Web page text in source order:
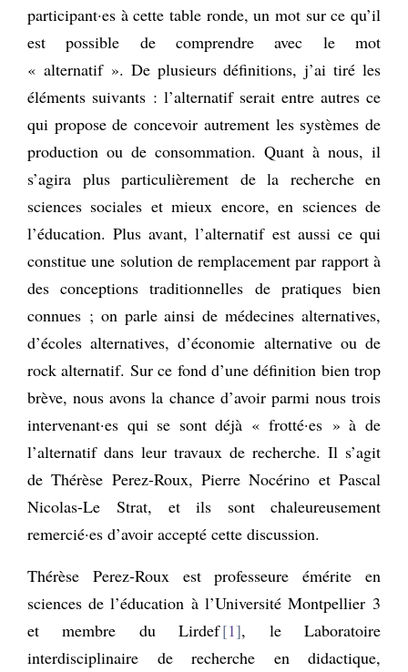
participant·es à cette table ronde, un mot sur ce qu’il
est possible de comprendre avec le mot
« alternatif ». De plusieurs définitions, j’ai tiré les
éléments suivants : l’alternatif serait entre autres ce
qui propose de concevoir autrement les systèmes de
production ou de consommation. Quant à nous, il
s’agira plus particulièrement de la recherche en
sciences sociales et mieux encore, en sciences de
l’éducation. Plus avant, l’alternatif est aussi ce qui
constitue une solution de remplacement par rapport à
des conceptions traditionnelles de pratiques bien
connues ; on parle ainsi de médecines alternatives,
d’écoles alternatives, d’économie alternative ou de
rock alternatif. Sur ce fond d’une définition bien trop
brève, nous avons la chance d’avoir parmi nous trois
intervenant·es qui se sont déjà « frotté·es » à de
l’alternatif dans leur travaux de recherche. Il s’agit
de Thérèse Perez-Roux, Pierre Nocérino et Pascal
Nicolas-Le Strat, et ils sont chaleureusement
remercié·es d’avoir accepté cette discussion.
Thérèse Perez-Roux est professeure émérite en
sciences de l’éducation à l’Université Montpellier 3
et membre du Lirdef 1 , le Laboratoire
interdisciplinaire de recherche en didactique,